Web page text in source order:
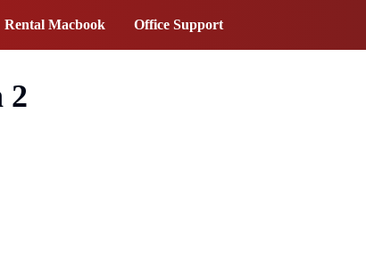
Rental Macbook Office Support
2